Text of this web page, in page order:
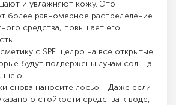
и увлажняют кожу. Это
более равномерное распределение
средства, повышает его
с SPF щедро на все открытые
будут подвержены лучам солнца
шею.
снова наносите лосьон. Даже если
о стойкости средства к воде,